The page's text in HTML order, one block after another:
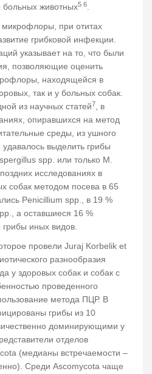
животных5 6.
при отитах
грибковой инфекции.
указывает на то, что были
позволяющие оценить
находящейся в
так и у больных собак.
из научных статей7, в
опиравшихся на метод
среды, из ушного
удавалось выделить грибы
spp. или только M.
исследованиях в
собак методом посева в 65
Penicillium spp., в 19 %
а оставшиеся 16 %
иных видов.
провели Juraj Korbelik et
разнообразия
у здоровых собак и собак с
проведенного
метода ПЦР. В
грибы из 10
доминирующими у
отделов
(медианы встречаемости –
Среди Ascomycota чаще